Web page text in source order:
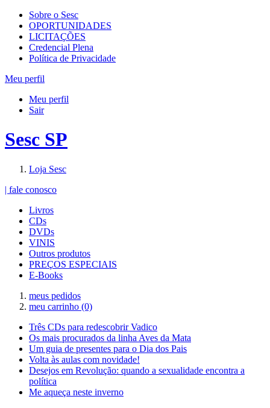
Sobre o Sesc
OPORTUNIDADES
LICITAÇÕES
Credencial Plena
Política de Privacidade
Meu perfil
Meu perfil
Sair
Sesc SP
Loja Sesc
| fale conosco
Livros
CDs
DVDs
VINIS
Outros produtos
PREÇOS ESPECIAIS
E-Books
meus pedidos
meu carrinho (0)
Três CDs para redescobrir Vadico
Os mais procurados da linha Aves da Mata
Um guia de presentes para o Dia dos Pais
Volta às aulas com novidade!
Desejos em Revolução: quando a sexualidade encontra a
política
Me aqueça neste inverno